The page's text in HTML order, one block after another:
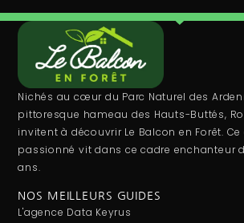
Nichés au cœur du Parc Naturel des
pittoresque hameau des Hauts-Buttés,
invitent à découvrir Le Balcon en Forêt.
passionné vit dans ce cadre enchanteur
ans.
NOS MEILLEURS GUIDES
L'agence Data Keyrus